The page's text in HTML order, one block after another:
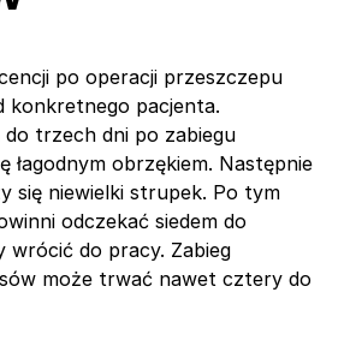
po operacji przeszczepu
konkretnego pacjenta.
trzech dni po zabiegu
łagodnym obrzękiem. Następnie
się niewielki strupek. Po tym
odczekać siedem do
wrócić do pracy. Zabieg
może trwać nawet cztery do